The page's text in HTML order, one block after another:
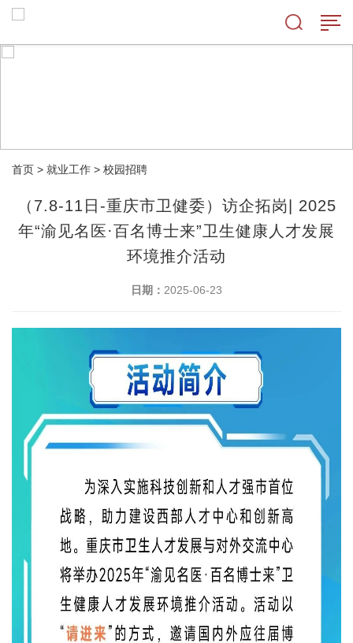
首页 > 就业工作 > 校园招聘
（7.8-11日-重庆市卫健委）访企拓岗| 2025
年“渝见名医·百名博士来”卫生健康人才发展
环境推介活动
日期： 2025-06-23